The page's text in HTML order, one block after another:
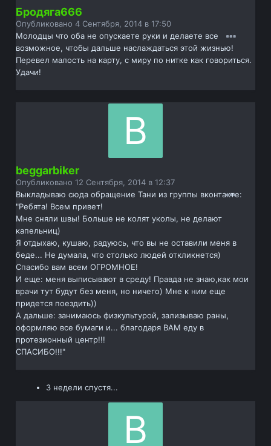
Бродяга666
Опубликовано4 Сентября, 2014 в 17:50
Молодцы что оба не опускаете руки и делаете все
возможное, чтобы дальше наслаждаться этой жизнью!
Перевел малость на карту, с миру по нитке как говориться.
Удачи!
beggarbiker
Опубликовано12 Сентября, 2014 в 12:37
Выкладываю сюда обращение Тани из группы вконтакте:
"Ребята! Всем привет!
Мне сняли швы! Больше не колят уколы, не делают
капельниц)
Я отдыхаю, кушаю, радуюсь, что вы не оставили меня в
беде... Не думала, что столько людей откликнется)
Спасибо вам всем ОГРОМНОЕ!
И еще: меня выписывают в среду! Правда не знаю,как мои
врачи тут будут без меня, но ничего) Мне к ним еще
придется поездить))
А дальше: занимаюсь физкультурой, зализываю раны,
оформляю все бумаги и... благодаря ВАМ еду в
протезионный центр!!!
СПАСИБО!!!"
3 недели спустя...